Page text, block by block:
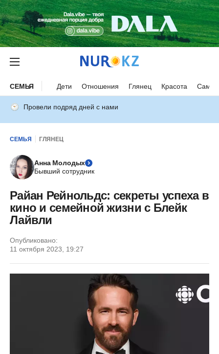
СЕМЬЯ Дети Отношения Глянец Красота
Провели подряд дней с нами
СЕМЬЯ ГЛЯНЕЦ
Анна Молодых
Бывший сотрудник
Райан Рейнольдс: секреты успеха в
кино и семейной жизни с Блейк
Лайвли
Опубликовано:
11 октября 2023, 19:27